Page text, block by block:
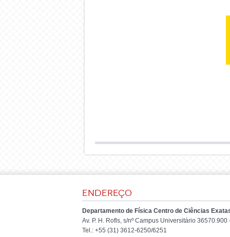
Endereço
Departamento de Física Centro de Ciências
Av. P. H. Rofls, s/nº Campus Universitário
Tel.: +55 (31) 3612-6250/6251